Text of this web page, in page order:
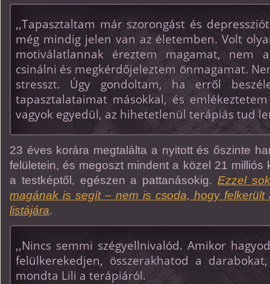
,,Tapasztaltam már szorongást és
még mindig jelen van az életemben. Volt
motiválatlannak éreztem magamat, nem
csinálni és megkérdőjeleztem önmagamat.
stresszt. Úgy gondoltam, ha erről
tapasztalataimat másokkal, és
vagyok egyedül, az hihetetlenül terápiás tud
23 éves korára megtalálta a nyitott és őszinte
felületein, és megoszt mindent a közel 21 milliós
a testképtől, egészen a pattanásokig. Ezzel
magának is segít – nem is csoda, hogy felkerült
listájára.
,,Nincs semmi szégyellnivalód. Amikor
felülkerekedjen, összerakhatod a
mondta Lili a terápiáról.